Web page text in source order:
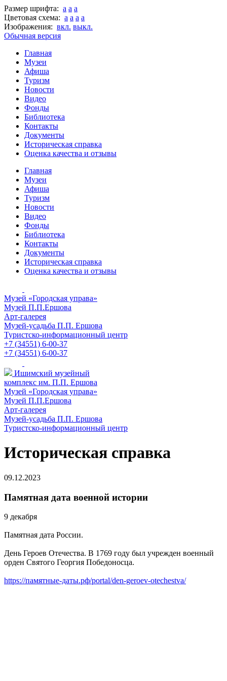
Размер шрифта: a a a
Цветовая схема: a a a a
Изображения: вкл. выкл.
Обычная версия
Главная
Музеи
Афиша
Туризм
Новости
Видео
Фонды
Библиотека
Контакты
Документы
Историческая справка
Оценка качества и отзывы
Главная
Музеи
Афиша
Туризм
Новости
Видео
Фонды
Библиотека
Контакты
Документы
Историческая справка
Оценка качества и отзывы
Музей «Городская управа»
Музей П.П.Ершова
Арт-галерея
Музей-усадьба П.П. Ершова
Туристско-информационный центр
+7 (34551) 6-00-37
+7 (34551) 6-00-37
Ишимский музейный
комплекс им. П.П. Ершова
Музей «Городская управа»
Музей П.П.Ершова
Арт-галерея
Музей-усадьба П.П. Ершова
Туристско-информационный центр
Историческая справка
09.12.2023
Памятная дата военной истории
9 декабря
Памятная дата России.
День Героев Отечества. В 1769 году был учрежден военный
орден Святого Георгия Победоносца.
https://памятные-даты.рф/portal/den-geroev-otechestva/